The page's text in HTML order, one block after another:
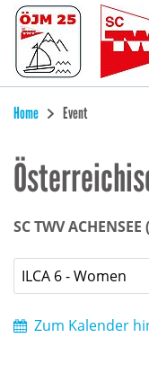
Home Event
SC TWV ACHENSEE
ILCA 6 - Women
Zum Kalender